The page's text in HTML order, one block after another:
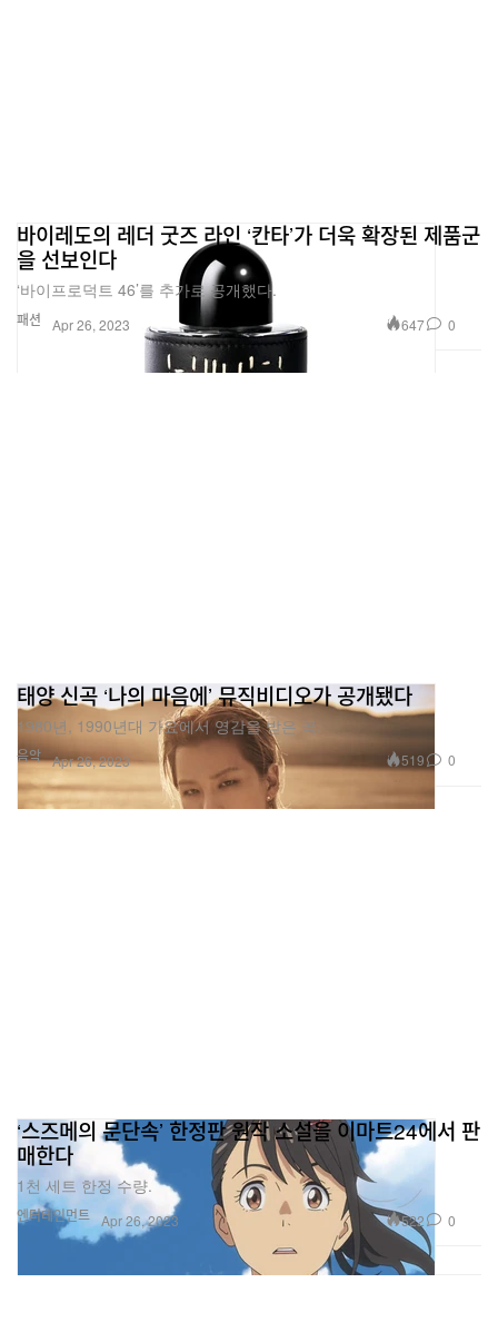
패션
바이레도의 레더 굿즈 라인 ‘칸타’가 더욱 확장된 제품군
을 선보인다
‘바이프로덕트 46’를 추가로 공개했다.
Apr 26, 2023 647 0
음악
태양 신곡 ‘나의 마음에’ 뮤직비디오가 공개됐다
1980년, 1990년대 가요에서 영감을 받은 곡.
Apr 26, 2023 519 0
엔터테인먼트
‘스즈메의 문단속’ 한정판 원작 소설을 이마트24에서 판
매한다
1천 세트 한정 수량.
Apr 26, 2023 522 0